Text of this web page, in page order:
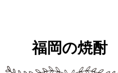
福岡の焼酎